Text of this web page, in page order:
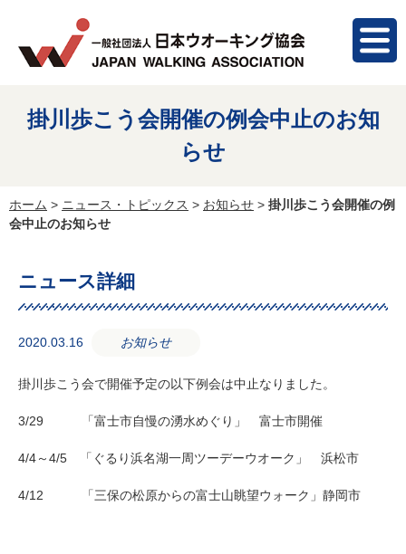
掛川歩こう会開催の例会中止のお知
らせ
ホーム > ニュース・トピックス > お知らせ > 掛川歩こう会開催の例
会中止のお知らせ
ニュース詳細
2020.03.16 お知らせ
掛川歩こう会で開催予定の以下例会は中止なりました。
3/29 「富士市自慢の湧水めぐり」 富士市開催
4/4～4/5 「ぐるり浜名湖一周ツーデーウオーク」 浜松市
4/12 「三保の松原からの富士山眺望ウォーク」静岡市